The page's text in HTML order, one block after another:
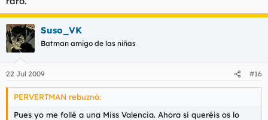
Suso_VK
Batman amigo de las niñas
22 Jul 2009 #16
PERVERTMAN rebuznó:
Pues yo me follé a una Miss Valencia. Ahora si queréis os lo